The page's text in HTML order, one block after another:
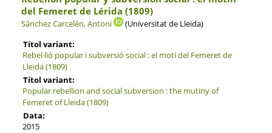
del Femeret de Lérida (1809)
Sánchez Carcelén, Antoni
(Universitat de Lleida)
Títol variant:
Rebel·lió popular i subversió social : el motí del Femeret de
Lleida (1809)
Títol variant:
Popular rebellion and social subversion : the mutiny of
Femeret of Lleida (1809)
Data:
2015